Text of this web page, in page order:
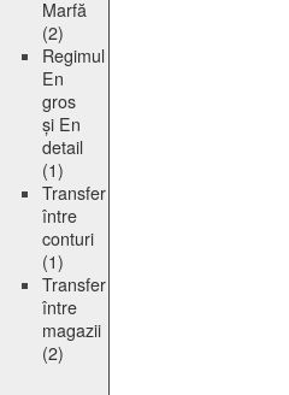
Marfă
(2)
Regimul
En
gros
și En
detail
(1)
Transfer
între
conturi
(1)
Transfer
între
magazii
(2)